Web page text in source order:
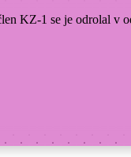
KZ-1 se je odrolal